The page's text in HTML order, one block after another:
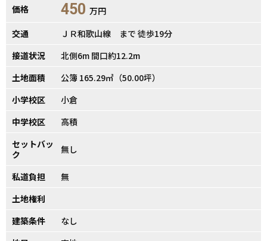
価格
450 万円
交通
ＪＲ和歌山線 まで 徒歩19分
接道状況
北側6m 間口約12.2m
土地面積
公簿 165.29㎡（50.00坪）
小学校区
小倉
中学校区
高積
セットバッ
ク
無し
私道負担
無
土地権利
建築条件
なし